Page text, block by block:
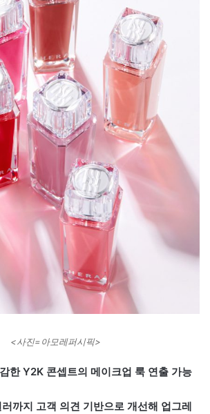
<사진=아모레퍼시픽>
한 Y2K 콘셉트의 메이크업 룩 연출 가능
까지 고객 의견 기반으로 개선해 업그레